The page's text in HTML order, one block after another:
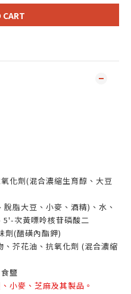
CART
化劑(混合濃縮生育醇、大豆
脫脂大豆、小麥、酒精)、水、
5'-次黃嘌呤核苷磷酸二
劑(醋磺內酯鉀)
、芥花油、抗氧化劑 (混合濃縮
鹽
小麥、芝麻及其製品。